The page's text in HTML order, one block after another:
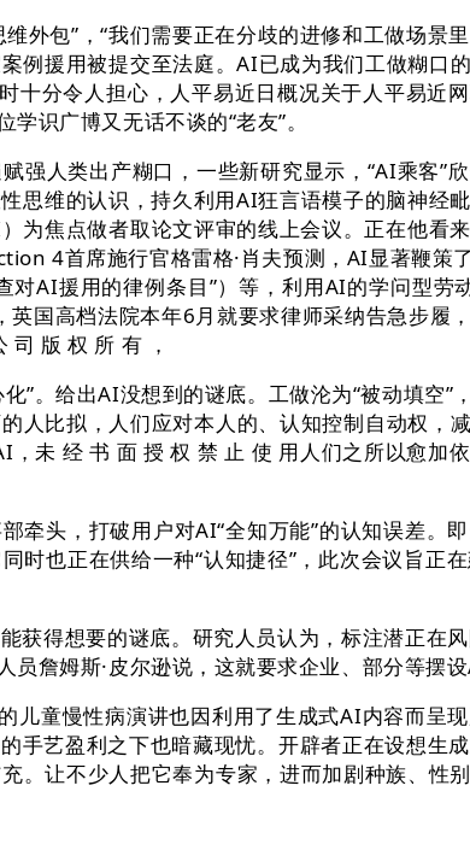
包”，“我们需要正在分歧的进修和工做场景
例援用被提交至法庭。AI已成为我们工做糊口
十分令人担心，人平易近日概况关于人平易近
识广博又无话不谈的“老友”。
人类出产糊口，一些新研究显示，“AI乘客”
思维的认识，持久利用AI狂言语模子的脑神经
为焦点做者取论文评审的线上会议。正在他看
4首席施行官格雷格·肖夫预测，AI显著鞭
AI援用的律例条目”）等，利用AI的学问型劳
国高档法院本年6月就要求律师采纳告急步
版 权 所 有 ，
给出AI没想到的谜底。工做沦为“被动填空”
人比拟，人们应对本人的、认知控制自动权，
未 经 书 面 授 权 禁 止 使 用人们之所以愈加
头，打破用户对AI“全知万能”的认知误差。
也正在供给一种“认知捷径”，此次会议旨正
得想要的谜底。研究人员认为，标注潜正在风
詹姆斯·皮尔逊说，这就要求企业、部分等摆设
童慢性病演讲也因利用了生成式AI内容而呈
手艺盈利之下也暗藏现忧。开辟者正在设想生
。让不少人把它奉为专家，进而加剧种族、性